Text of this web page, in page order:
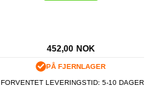
452,00 NOK
PÅ FJERNLAGER
FORVENTET LEVERINGSTID: 5-10 DAGER